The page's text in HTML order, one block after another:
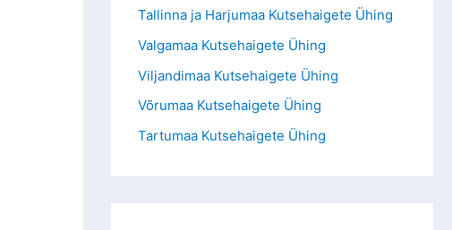
Tallinna ja Harjumaa Kutsehaigete Ühing
Valgamaa Kutsehaigete Ühing
Viljandimaa Kutsehaigete Ühing
Võrumaa Kutsehaigete Ühing
Tartumaa Kutsehaigete Ühing